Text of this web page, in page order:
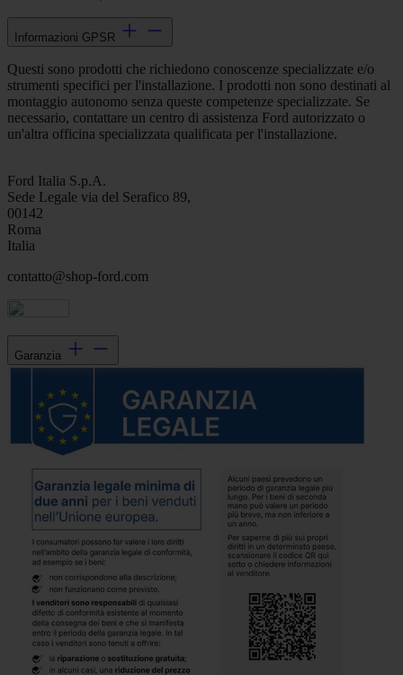
Informazioni GPSR
Questi sono prodotti che richiedono conoscenze specializzate e/o
strumenti specifici per l'installazione. I prodotti non sono destinati al
montaggio autonomo senza queste competenze specializzate. Se
necessario, contattare un centro di assistenza Ford autorizzato o
un'altra officina specializzata qualificata per l'installazione.
Ford Italia S.p.A.
Sede Legale via del Serafico 89,
00142
Roma
Italia
contatto@shop-ford.com
Garanzia